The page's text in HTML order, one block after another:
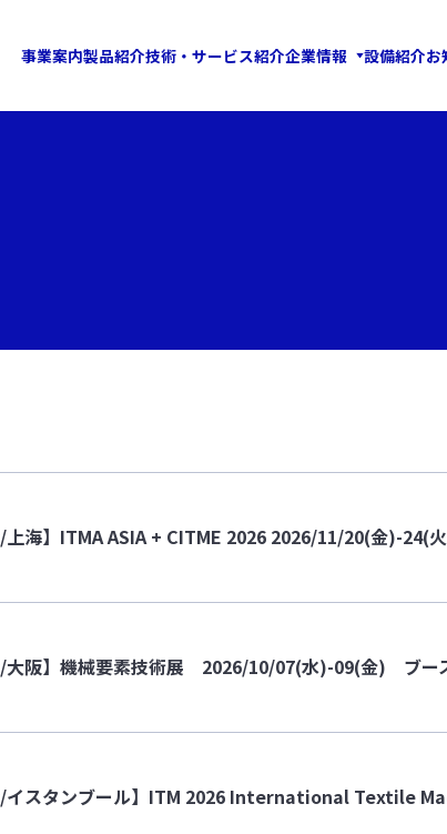
事業案内製品紹介技術・サービス紹介企業情報 設備紹介お
/上海】ITMA ASIA + CITME 2026 2026/11/20(金)-
/大阪】機械要素技術展 2026/10/07(水)-09(金) ブー
/イスタンブール】ITM 2026 International Textile